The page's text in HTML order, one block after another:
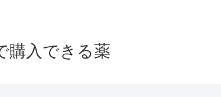
購入できる薬